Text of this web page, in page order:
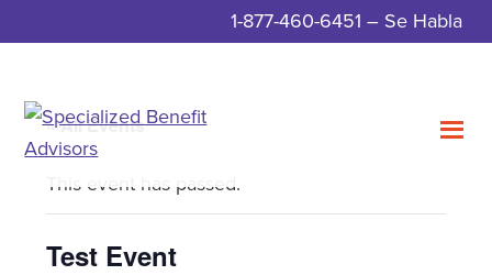
to
content
to
1-877-460-6451 – Se Habla
Benefit
Advisors
Your
Insurance
« All Events
This event has passed.
Test Event